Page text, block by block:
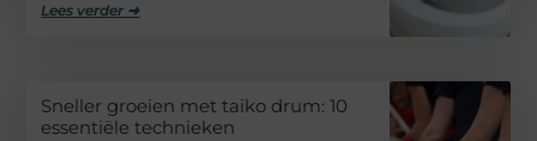
Lees verder ➜
Sneller groeien met taiko drum: 10
essentiële technieken